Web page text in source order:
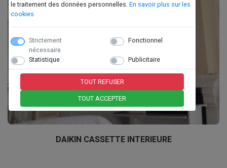
le traitement des données personnelles. En savoir plus sur les
cookies
Strictement
nécessaire
Fonctionnel
Statistique Publicitaire
TOUT REFUSER
TOUT ACCEPTER
DAIKIN CASSETTE INTERIEURE